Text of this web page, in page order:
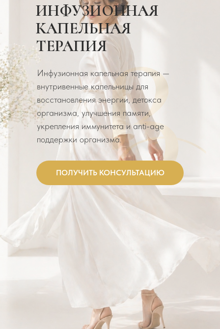
ИНФУЗИОННАЯ
КАПЕЛЬНАЯ
ТЕРАПИЯ
ПОЛУЧИТЬ КОНСУЛЬТАЦИЮ
Инфузионная капельная терапия —
внутривенные капельницы для
восстановления энергии, детокса
организма, улучшения памяти,
укрепления иммунитета и anti-age
поддержки организма.